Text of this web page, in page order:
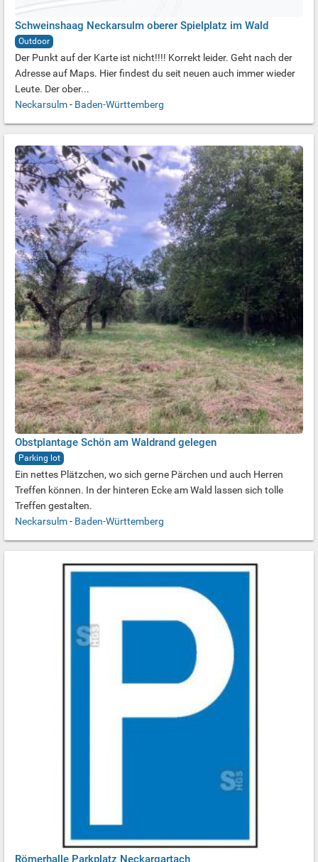
Schweinshaag Neckarsulm oberer Spielplatz im Wald
Outdoor
Der Punkt auf der Karte ist nicht!!!! Korrekt leider. Geht nach der
Adresse auf Maps. Hier findest du seit neuen auch immer wieder
Leute. Der ober...
Neckarsulm- Baden-Württemberg
Obstplantage Schön am Waldrand gelegen
Parking lot
Ein nettes Plätzchen, wo sich gerne Pärchen und auch Herren
Treffen können. In der hinteren Ecke am Wald lassen sich tolle
Treffen gestalten.
Neckarsulm- Baden-Württemberg
Römerhalle Parkplatz Neckargartach